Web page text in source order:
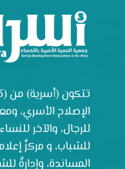
الإصلاح الأسري،
للرجال، والآخر
للشباب، و مركزٌ
المساندة، وإدارةٌ